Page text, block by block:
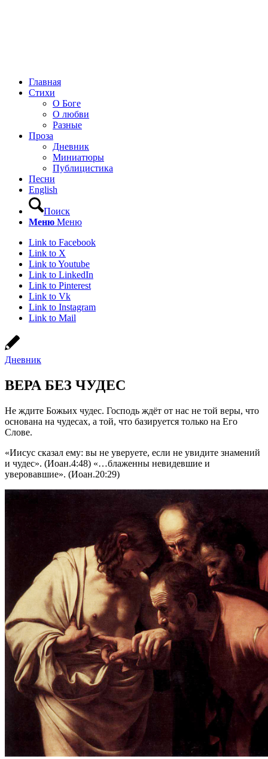
Главная
Стихи
О Боге
О любви
Разные
Проза
Дневник
Миниатюры
Публицистика
Песни
English
Поиск
Меню Меню
Link to Facebook
Link to X
Link to Youtube
Link to LinkedIn
Link to Pinterest
Link to Vk
Link to Instagram
Link to Mail
Дневник
ВЕРА БЕЗ ЧУДЕС
Не ждите Божьих чудес. Господь ждёт от нас не той веры, что
основана на чудесах, а той, что базируется только на Его
Слове.
«Иисус сказал ему: вы не уверуете, если не увидите знамений
и чудес». (Иоан.4:48) «…блаженны невидевшие и
уверовавшие». (Иоан.20:29)